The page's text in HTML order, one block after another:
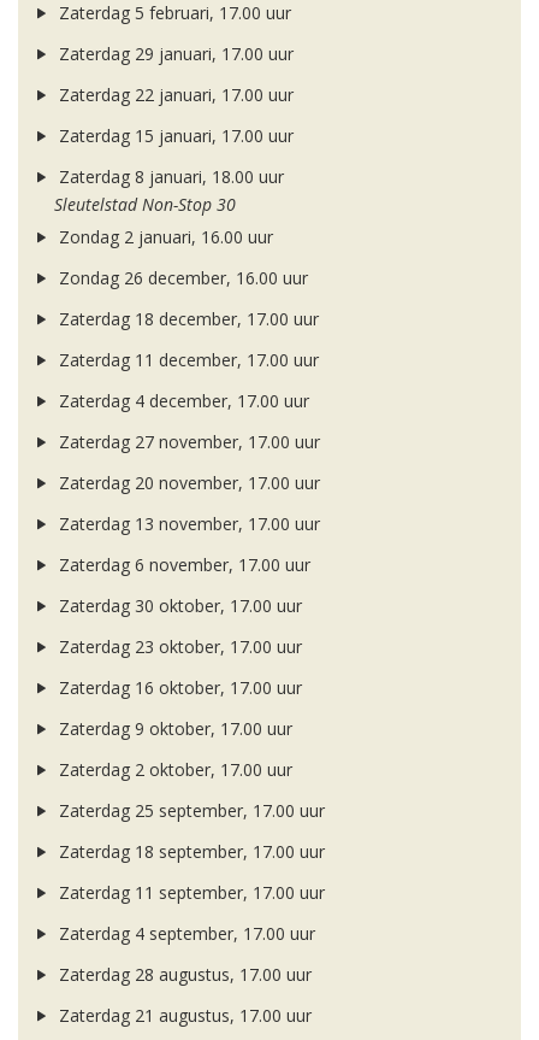
Zaterdag 5 februari, 17.00 uur
Zaterdag 29 januari, 17.00 uur
Zaterdag 22 januari, 17.00 uur
Zaterdag 15 januari, 17.00 uur
Zaterdag 8 januari, 18.00 uur
Sleutelstad Non-Stop 30
Zondag 2 januari, 16.00 uur
Zondag 26 december, 16.00 uur
Zaterdag 18 december, 17.00 uur
Zaterdag 11 december, 17.00 uur
Zaterdag 4 december, 17.00 uur
Zaterdag 27 november, 17.00 uur
Zaterdag 20 november, 17.00 uur
Zaterdag 13 november, 17.00 uur
Zaterdag 6 november, 17.00 uur
Zaterdag 30 oktober, 17.00 uur
Zaterdag 23 oktober, 17.00 uur
Zaterdag 16 oktober, 17.00 uur
Zaterdag 9 oktober, 17.00 uur
Zaterdag 2 oktober, 17.00 uur
Zaterdag 25 september, 17.00 uur
Zaterdag 18 september, 17.00 uur
Zaterdag 11 september, 17.00 uur
Zaterdag 4 september, 17.00 uur
Zaterdag 28 augustus, 17.00 uur
Zaterdag 21 augustus, 17.00 uur